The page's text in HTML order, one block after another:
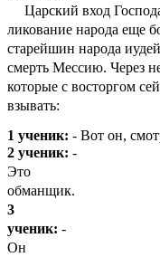
Царский вход
ликование народа еще
старейшин народа
смерть Мессию. Через
которые с восторгом
взывать:
1 ученик: - Вот он,
2 ученик: -
Это
обманщик.
3
ученик: -
Он